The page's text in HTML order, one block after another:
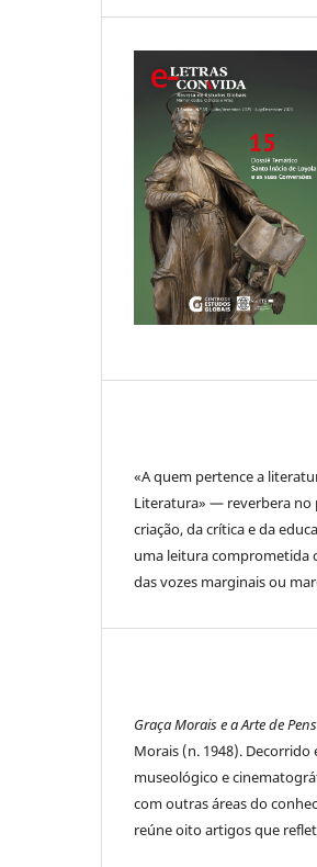
«A quem pertence a
Literatura» — reverbera no
criação, da crítica e da
uma leitura comprometida
das vozes marginais ou
Graça Morais e a Arte de
Morais (n. 1948).
museológico e
com outras áreas do
reúne oito artigos que